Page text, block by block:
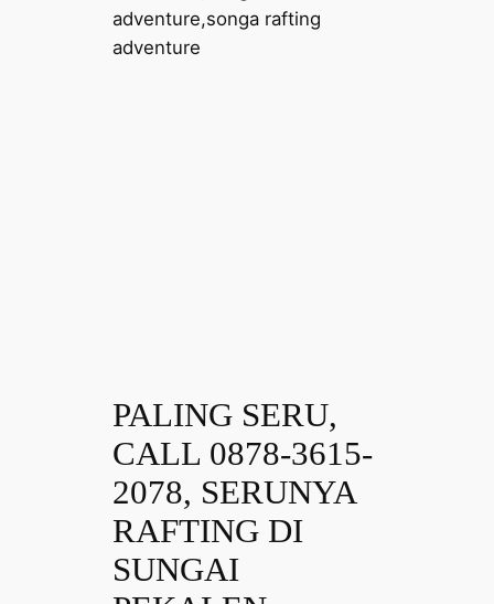
PALING SERU,
CALL 0878-3615-
2078, SERUNYA
RAFTING DI
SUNGAI